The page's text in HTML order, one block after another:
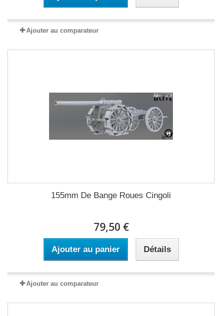
Ajouter au comparateur
155mm De Bange Roues Cingoli
79,50 €
Ajouter au panier Détails
Ajouter au comparateur